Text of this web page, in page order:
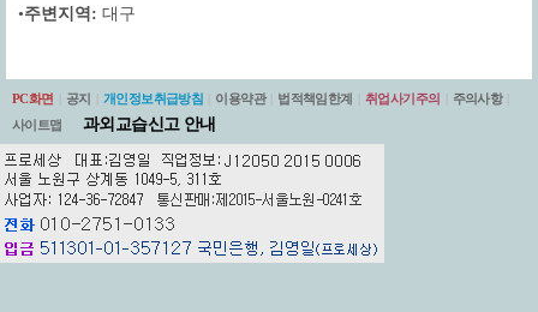
•주변지역: 대구
PC화면 공지 개인정보취급방침 이용약관 법적책임한계 취업사기주의 주의사항
사이트맵
과외교습신고 안내